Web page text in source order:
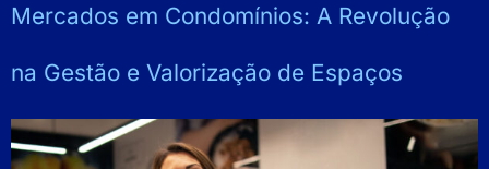
Mercados em Condomínios: A Revolução
na Gestão e Valorização de Espaços